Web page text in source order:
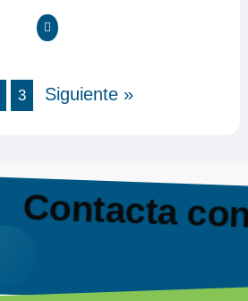
3 Siguiente »
Contacta